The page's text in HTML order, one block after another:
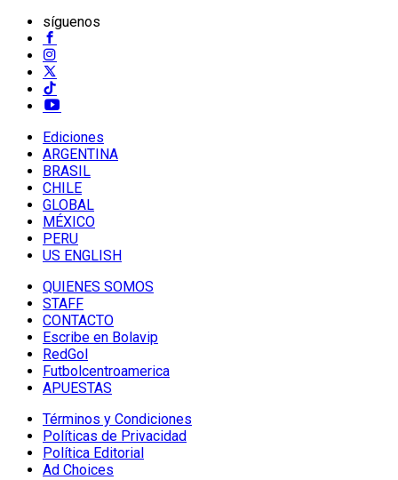
síguenos
Ediciones
ARGENTINA
BRASIL
CHILE
GLOBAL
MÉXICO
PERU
US ENGLISH
QUIENES SOMOS
STAFF
CONTACTO
Escribe en Bolavip
RedGol
Futbolcentroamerica
APUESTAS
Términos y Condiciones
Políticas de Privacidad
Política Editorial
Ad Choices